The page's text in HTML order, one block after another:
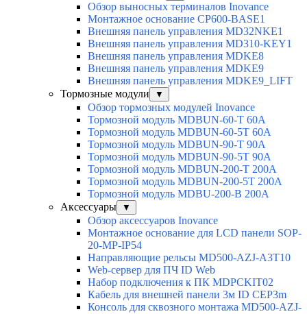
Обзор выносных терминалов Inovance
Монтажное основание CP600-BASE1
Внешняя панель управления MD32NKE1
Внешняя панель управления MD310-KEY1
Внешняя панель управления MDKE8
Внешняя панель управления MDKE9
Внешняя панель управления MDKE9_LIFT
Тормозные модули
▼
Обзор тормозных модулей Inovance
Тормозной модуль MDBUN-60-T 60A
Тормозной модуль MDBUN-60-5T 60A
Тормозной модуль MDBUN-90-T 90A
Тормозной модуль MDBUN-90-5T 90A
Тормозной модуль MDBUN-200-T 200A
Тормозной модуль MDBUN-200-5T 200A
Тормозной модуль MDBU-200-B 200A
Аксессуары
▼
Обзор аксессуаров Inovance
Монтажное основание для LCD панели SOP-
20-MP-IP54
Направляющие рельсы MD500-AZJ-A3T10
Web-сервер для ПЧ ID Web
Набор подключения к ПК MDPCKIT02
Кабель для внешней панели 3м ID CEP3m
Консоль для сквозного монтажа MD500-AZJ-